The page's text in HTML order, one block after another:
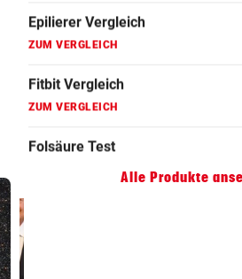
ZUM VERGLEICH
Kokosöl Vergleich
ZUM VERGLEICH
Lockenstab Vergleich
Alle Produkte